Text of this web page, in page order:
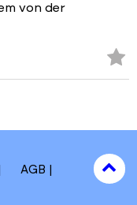
von der
AGB
to
top